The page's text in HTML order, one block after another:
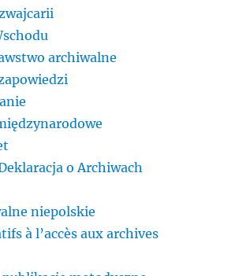
archiwalne
o Archiwach
niepolskie
à l’accès aux archives